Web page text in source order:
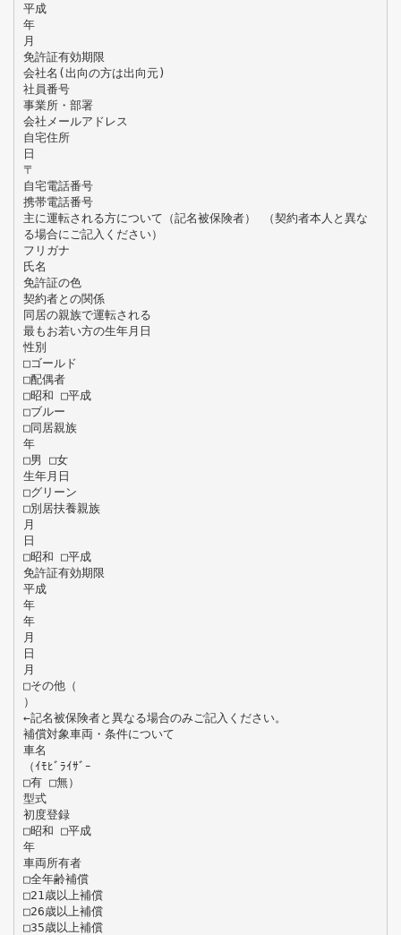
平成
年
月
免許証有効期限
会社名(出向の方は出向元)
社員番号
事業所・部署
会社メールアドレス
自宅住所
日
〒
自宅電話番号
携帯電話番号
主に運転される方について（記名被保険者） （契約者本人と異な
る場合にご記入ください）
フリガナ
氏名
免許証の色
契約者との関係
同居の親族で運転される
最もお若い方の生年月日
性別
□ゴールド
□配偶者
□昭和 □平成
□ブルー
□同居親族
年
□男 □女
生年月日
□グリーン
□別居扶養親族
月
日
□昭和 □平成
免許証有効期限
平成
年
年
月
日
月
□その他（
）
←記名被保険者と異なる場合のみご記入ください。
補償対象車両・条件について
車名
（ｲﾓﾋﾞﾗｲｻﾞｰ
□有 □無）
型式
初度登録
□昭和 □平成
年
車両所有者
□全年齢補償
□21歳以上補償
□26歳以上補償
□35歳以上補償